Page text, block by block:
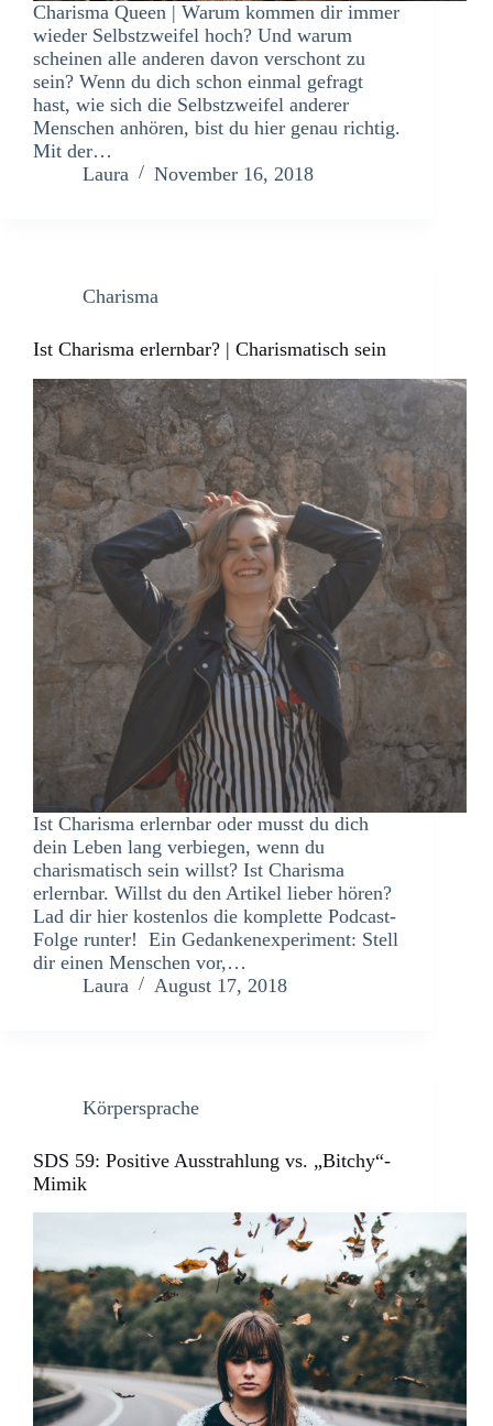
Charisma Queen | Warum kommen dir immer
wieder Selbstzweifel hoch? Und warum
scheinen alle anderen davon verschont zu
sein? Wenn du dich schon einmal gefragt
hast, wie sich die Selbstzweifel anderer
Menschen anhören, bist du hier genau richtig.
Mit der…
Laura
November 16, 2018
Charisma
Ist Charisma erlernbar? | Charismatisch sein
Ist Charisma erlernbar oder musst du dich
dein Leben lang verbiegen, wenn du
charismatisch sein willst? Ist Charisma
erlernbar. Willst du den Artikel lieber hören?
Lad dir hier kostenlos die komplette Podcast-
Folge runter! Ein Gedankenexperiment: Stell
dir einen Menschen vor,…
Laura
August 17, 2018
Körpersprache
SDS 59: Positive Ausstrahlung vs. „Bitchy“-
Mimik